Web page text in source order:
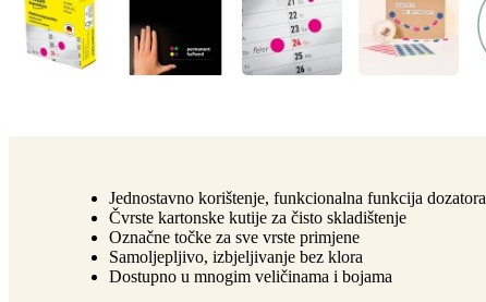
Jednostavno korištenje, funkcionalna funkcija dozatora
Čvrste kartonske kutije za čisto skladištenje
Označne točke za sve vrste primjene
Samoljepljivo, izbjeljivanje bez klora
Dostupno u mnogim veličinama i bojama